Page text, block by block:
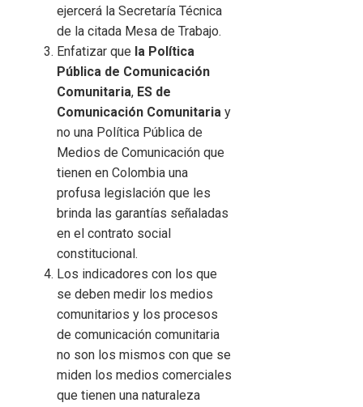
ejercerá la Secretaría Técnica
de la citada Mesa de Trabajo.
Enfatizar que la Política
Pública de Comunicación
Comunitaria, ES de
Comunicación Comunitariay
no una Política Pública de
Medios de Comunicación que
tienen en Colombia una
profusa legislación que les
brinda las garantías señaladas
en el contrato social
constitucional.
Los indicadores con los que
se deben medir los medios
comunitarios y los procesos
de comunicación comunitaria
no son los mismos con que se
miden los medios comerciales
que tienen una naturaleza